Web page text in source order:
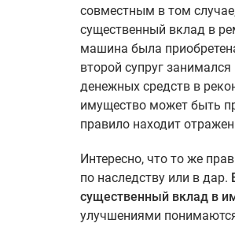
совместным в том
существенный вклад в
машина была
второй супруг
денежных средств в
имущество может быть
правило находит
Интересно, что то же
по наследству или в дар.
существенный вклад в
улучшениями